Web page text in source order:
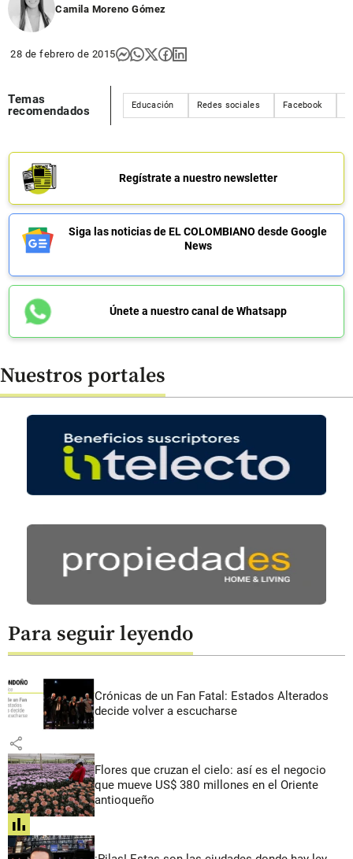
Camila Moreno Gómez
28 de febrero de 2015
Temas
recomendados
Educación Redes sociales Facebook
Regístrate a nuestro newsletter
Siga las noticias de EL COLOMBIANO desde Google
News
Únete a nuestro canal de Whatsapp
Nuestros portales
Para seguir leyendo
Crónicas de un Fan Fatal: Estados Alterados
decide volver a escucharse
share
Flores que cruzan el cielo: así es el negocio
que mueve US$ 380 millones en el Oriente
antioqueño
share